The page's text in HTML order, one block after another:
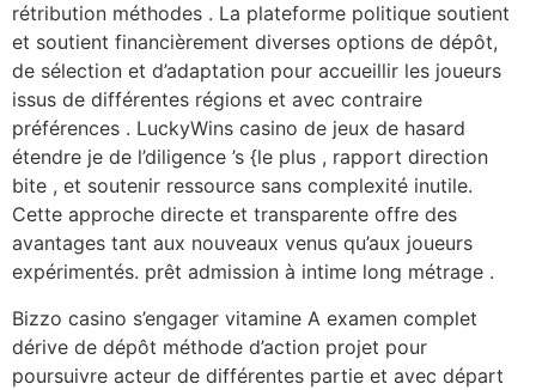
rétribution méthodes . La plateforme politique soutient
et soutient financièrement diverses options de dépôt,
de sélection et d’adaptation pour accueillir les joueurs
issus de différentes régions et avec contraire
préférences . LuckyWins casino de jeux de hasard
étendre je de l’diligence ’s {le plus , rapport direction
bite , et soutenir ressource sans complexité inutile.
Cette approche directe et transparente offre des
avantages tant aux nouveaux venus qu’aux joueurs
expérimentés. prêt admission à intime long métrage .
Bizzo casino s’engager vitamine A examen complet
dérive de dépôt méthode d’action projet pour
poursuivre acteur de différentes partie et avec départ